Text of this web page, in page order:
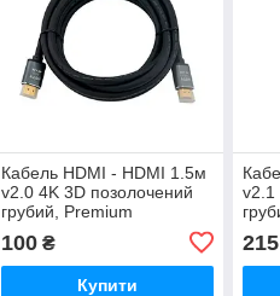
Кабель HDMI - HDMI 1.5м
v2.0 4K 3D позолочений
грубий, Premium
100₴
Купити
v2.1
215